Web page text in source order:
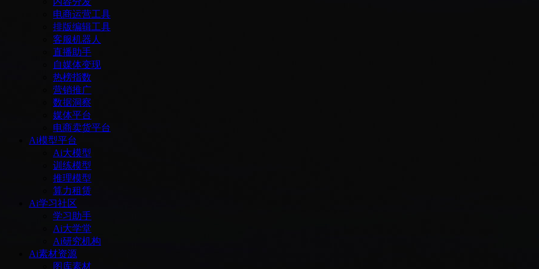
电商运营工具
排版编辑工具
客服机器人
直播助手
自媒体变现
热榜指数
营销推广
数据洞察
媒体平台
电商卖货平台
Ai模型平台
Ai大模型
训练模型
推理模型
算力租赁
Ai学习社区
学习助手
Ai大学堂
Ai研究机构
Ai素材资源
图库素材